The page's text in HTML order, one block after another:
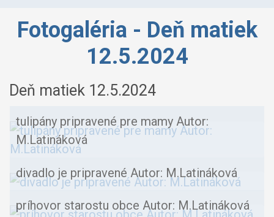
Fotogaléria - Deň matiek
12.5.2024
Deň matiek 12.5.2024
tulipány pripravené pre mamy Autor:
M.Latináková
divadlo je pripravené Autor: M.Latináková
príhovor starostu obce Autor: M.Latináková